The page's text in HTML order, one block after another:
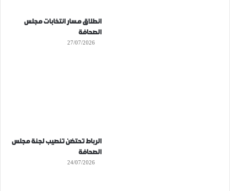
انطلاق مسار انتخابات مجلس
الصحافة
27/07/2026
الرباط تحتضن تنصيب لجنة مجلس
الصحافة
24/07/2026